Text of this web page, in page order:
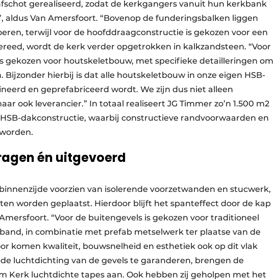
gerealiseerd, zodat de kerkgangers vanuit hun kerkbank
aldus Van Amersfoort. “Bovenop de funderingsbalken liggen
terwijl voor de hoofddraagconstructie is gekozen voor een
wordt de kerk verder opgetrokken in kalkzandsteen. “Voor
gekozen voor houtskeletbouw, met specifieke detailleringen om
Bijzonder hierbij is dat alle houtskeletbouw in onze eigen HSB-
en geprefabriceerd wordt. We zijn dus niet alleen
ook leverancier.” In totaal realiseert JG Timmer zo’n 1.500 m2
dakconstructie, waarbij constructieve randvoorwaarden en
én uitgevoerd
voorzien van isolerende voorzetwanden en stucwerk,
worden geplaatst. Hierdoor blijft het spanteffect door de kap
“Voor de buitengevels is gekozen voor traditioneel
in combinatie met prefab metselwerk ter plaatse van de
komen kwaliteit, bouwsnelheid en esthetiek ook op dit vlak
luchtdichting van de gevels te garanderen, brengen de
Kerk luchtdichte tapes aan. Ook hebben zij geholpen met het